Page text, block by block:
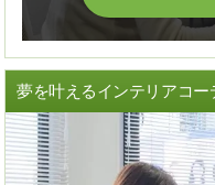
夢を叶えるインテリアコー